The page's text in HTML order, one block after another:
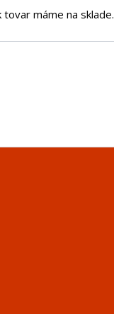
máme na sklade.